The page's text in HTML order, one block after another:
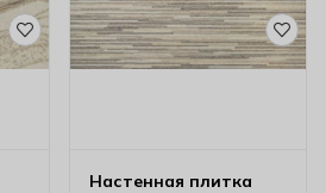
Настенная плитка